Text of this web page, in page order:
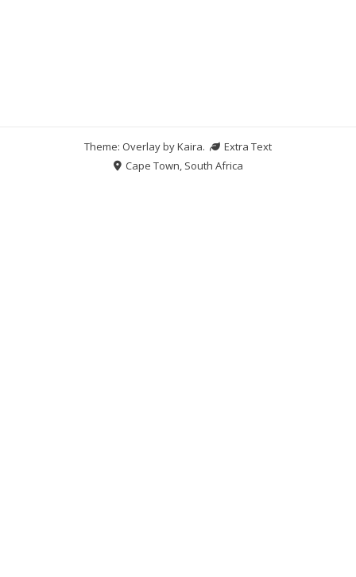
Theme: Overlay byKaira.
Extra Text
Cape Town, South Africa